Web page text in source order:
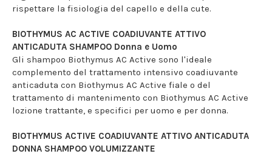
rispettare la fisiologia del capello e della cute.
BIOTHYMUS AC ACTIVE COADIUVANTE ATTIVO
ANTICADUTA SHAMPOO Donna e Uomo
Gli shampoo Biothymus AC Active sono l'ideale
complemento del trattamento intensivo coadiuvante
anticaduta con Biothymus AC Active fiale o del
trattamento di mantenimento con Biothymus AC Active
lozione trattante, e specifici per uomo e per donna.
BIOTHYMUS ACTIVE COADIUVANTE ATTIVO ANTICADUTA
DONNA SHAMPOO VOLUMIZZANTE